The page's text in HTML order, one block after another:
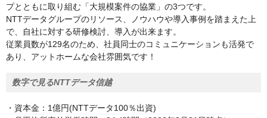
プとともに取り組む「大規模案件の協業」の3つです。
NTTデータグループのリソース、ノウハウや導入事例を踏まえた上
で、自社に対する研修検討、導入が出来ます。
従業員数が129名のため、社員同士のコミュニケーションも活発で
あり、アットホームな会社雰囲気です！
数字で見るNTTデータ信越
・資本金：1億円(NTTデータ100％出資)